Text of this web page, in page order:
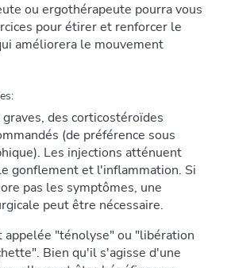
ou ergothérapeute pourra vous
pour étirer et renforcer le
améliorera le mouvement
des corticostéroïdes
(de préférence sous
Les injections atténuent
gonflement et l'inflammation. Si
pas les symptômes, une
peut être nécessaire.
"ténolyse" ou "libération
Bien qu'il s'agisse d'une